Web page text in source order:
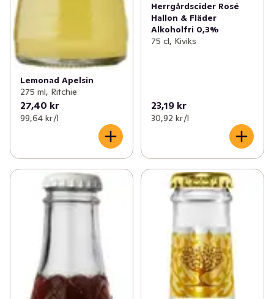
Lemonad Apelsin
275 ml, Ritchie
27,40 kr
99,64 kr /l
Herrgårdscider Rosé
Hallon & Fläder
Alkoholfri 0,3%
75 cl, Kiviks
23,19 kr
30,92 kr /l